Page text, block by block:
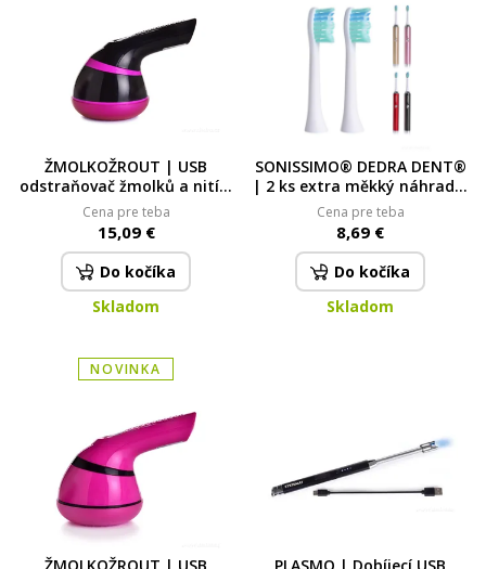
ŽMOLKOŽROUT | USB
odstraňovač žmolků a nití |
dobíjecí textilní holicí
strojek s nástavcem | černý
Cena pre teba
15,09 €
Do kočíka
Skladom
SONISSIMO® DEDRA DENT®
| 2 ks extra měkký náhradní
kartáček | pouze pro starší
typ strojku pouze pro
DEDRA DENT® (starší typ
strojku)
Cena pre teba
8,69 €
Do kočíka
Skladom
NOVINKA